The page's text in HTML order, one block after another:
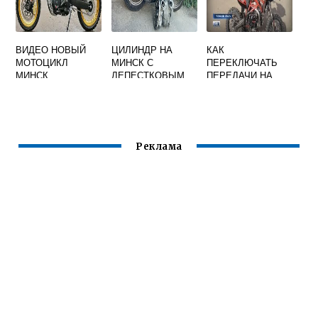
ВИДЕО НОВЫЙ
МОТОЦИКЛ
МИНСК
ЦИЛИНДР НА
МИНСК С
ЛЕПЕСТКОВЫМ
КАК
ПЕРЕКЛЮЧАТЬ
ПЕРЕДАЧИ НА
Реклама